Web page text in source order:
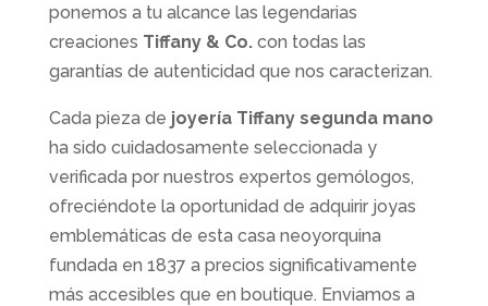
ponemos a tu alcance las legendarias
creaciones Tiffany & Co.con todas las
garantías de autenticidad que nos caracterizan.
Cada pieza de joyería Tiffany segunda mano
ha sido cuidadosamente seleccionada y
verificada por nuestros expertos gemólogos,
ofreciéndote la oportunidad de adquirir joyas
emblemáticas de esta casa neoyorquina
fundada en 1837 a precios significativamente
más accesibles que en boutique. Enviamos a